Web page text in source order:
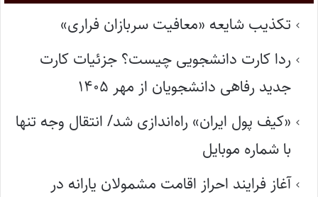
تکذیب شایعه «معافیت سربازان فراری»
ردا کارت دانشجویی چیست؟ جزئیات کارت
جدید رفاهی دانشجویان از مهر ۱۴۰۵
«کیف پول ایران» راه‌اندازی شد/ انتقال وجه تنها
با شماره موبایل
آغاز فرایند احراز اقامت مشمولان یارانه در